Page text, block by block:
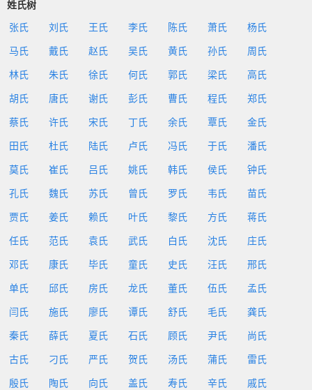
姓氏树
张氏 刘氏 王氏 李氏 陈氏 萧氏 杨氏
马氏 戴氏 赵氏 吴氏 黄氏 孙氏 周氏
林氏 朱氏 徐氏 何氏 郭氏 梁氏 高氏
胡氏 唐氏 谢氏 彭氏 曹氏 程氏 郑氏
蔡氏 许氏 宋氏 丁氏 余氏 覃氏 金氏
田氏 杜氏 陆氏 卢氏 冯氏 于氏 潘氏
莫氏 崔氏 吕氏 姚氏 韩氏 侯氏 钟氏
孔氏 魏氏 苏氏 曾氏 罗氏 韦氏 苗氏
贾氏 姜氏 赖氏 叶氏 黎氏 方氏 蒋氏
任氏 范氏 袁氏 武氏 白氏 沈氏 庄氏
邓氏 康氏 毕氏 童氏 史氏 汪氏 邢氏
单氏 邱氏 房氏 龙氏 董氏 伍氏 孟氏
闫氏 施氏 廖氏 谭氏 舒氏 毛氏 龚氏
秦氏 薛氏 夏氏 石氏 顾氏 尹氏 尚氏
古氏 刁氏 严氏 贺氏 汤氏 蒲氏 雷氏
殷氏 陶氏 向氏 盖氏 寿氏 辛氏 戚氏